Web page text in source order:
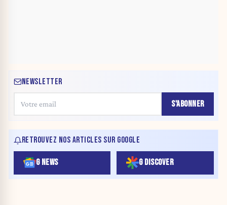
NEWSLETTER
S'ABONNER
RETROUVEZ NOS ARTICLES SUR GOOGLE
G NEWS G DISCOVER